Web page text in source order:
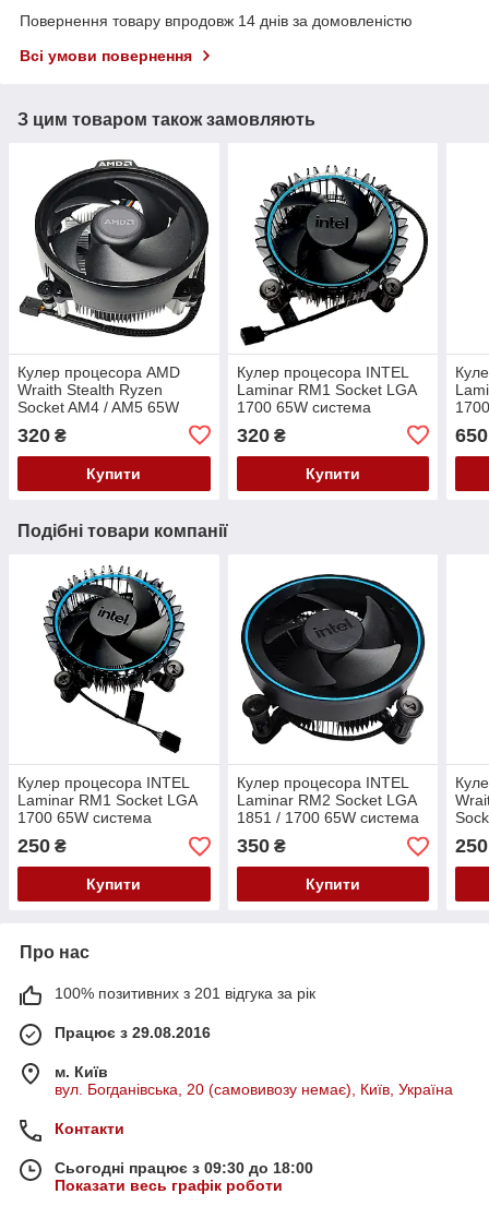
Повернення товару впродовж 14 днів за домовленістю
Всі умови повернення
З цим товаром також замовляють
Кулер процесора AMD
Wraith Stealth Ryzen
Socket AM4 / AM5 65W
712-000071 оригінал
320 ₴
Купити
Кулер процесора INTEL
Laminar RM1 Socket LGA
1700 65W система
охолодження BXTSRM1
M23901-001 оригінал
320₴
Купити
650
Подібні товари компанії
Кулер процесора INTEL
Laminar RM1 Socket LGA
1700 65W система
охолодження BXTSRM1
M23901-001 оригінал б/в
250 ₴
Купити
Кулер процесора INTEL
Laminar RM2 Socket LGA
1851 / 1700 65W система
охолодження N38426-001
оригінал б/в
350₴
Купити
250
Про нас
100% позитивних з 201 відгука за рік
Працює з 29.08.2016
м. Київ
вул. Богданівська, 20 (самовивозу немає), Київ, Україна
Контакти
Сьогодні працює з 09:30 до 18:00
Показати весь графік роботи